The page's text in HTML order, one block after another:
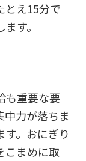
とえ15分で
す。
も重要な要
力が落ちま
す。おにぎり
こまめに取